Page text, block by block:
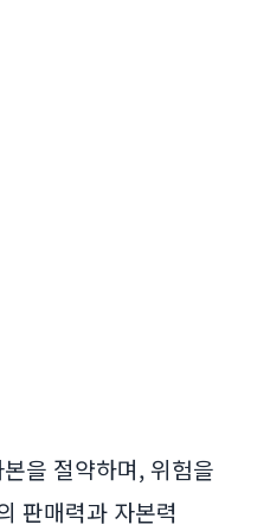
을 절약하며, 위험을
판매력과 자본력